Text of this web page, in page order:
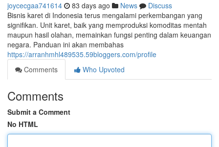
joycecgaa741614 83 days ago News
Discuss
Bisnis karet di Indonesia terus mengalami perkembangan yang
signifikan. Unit karet, baik yang memproduksi komoditas mentah
maupun hasil olahan, memainkan fungsi penting dalam keuangan
negara. Panduan ini akan membahas
https://arranhmhl489535.59bloggers.com/profile
Comments
Who Upvoted
Comments
Submit a Comment
No HTML